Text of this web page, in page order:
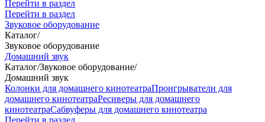
Перейти в раздел
Перейти в раздел
Звуковое оборудование
Каталог/
Звуковое оборудование
Домашний звук
Каталог/Звуковое оборудование/
Домашний звук
Колонки для домашнего кинотеатраПроигрыватели для
домашнего кинотеатраРесиверы для домашнего
кинотеатраСабвуферы для домашнего кинотеатра
Перейти в раздел